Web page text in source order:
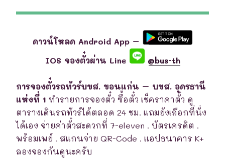
ดาวน์โหลด Android App –
IOS จองตั๋วผ่าน Line
@bus-th
การจองตั๋วรถทัวร์บขส. ขอนแก่น – บขส. อุดรธานี
แห่งที่ 1 ทำรายการจองตั๋ว ซื้อตั๋ว เช็คราคาตั๋ว ดู
ตารางเดินรถทัวร์ได้ตลอด 24 ชม. แถมยังเลือกที่นั่ง
ได้เอง จ่ายค่าตั๋วสะดวกที่ 7-eleven . บัตรเครดิต .
พร้อมเพย์ . สแกนจ่าย QR-Code . แอปธนาคาร K+
ลองจองกันดูนะครับ